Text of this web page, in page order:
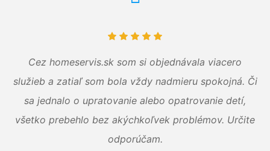
Cez homeservis.sk som si objednávala viacero
služieb a zatiaľ som bola vždy nadmieru spokojná. Či
sa jednalo o upratovanie alebo opatrovanie detí,
všetko prebehlo bez akýchkoľvek problémov. Určite
odporúčam.